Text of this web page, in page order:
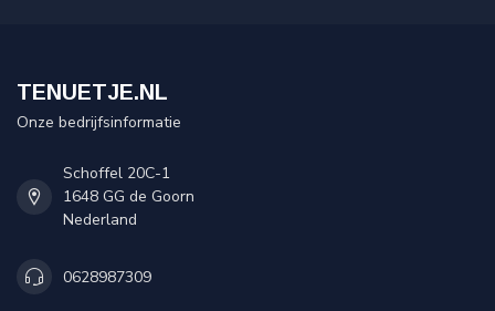
TENUETJE.NL
Onze bedrijfsinformatie
Schoffel 20C-1
1648 GG de Goorn
Nederland
0628987309